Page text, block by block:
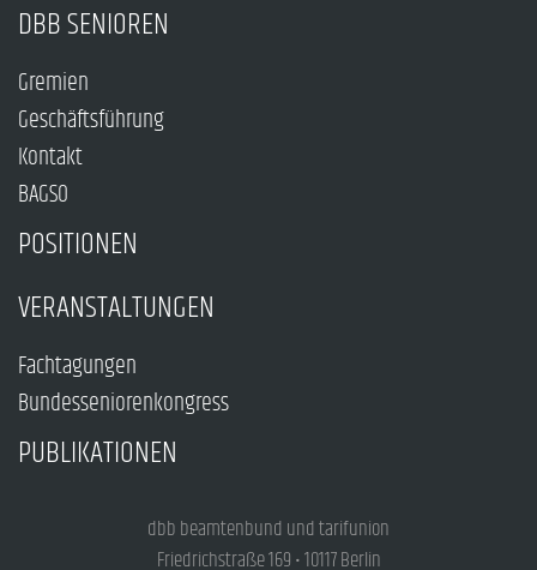
DBB SENIOREN
Gremien
Geschäftsführung
Kontakt
BAGSO
POSITIONEN
VERANSTALTUNGEN
Fachtagungen
Bundesseniorenkongress
PUBLIKATIONEN
dbb beamtenbund und tarifunion
Friedrichstraße 169 • 10117 Berlin